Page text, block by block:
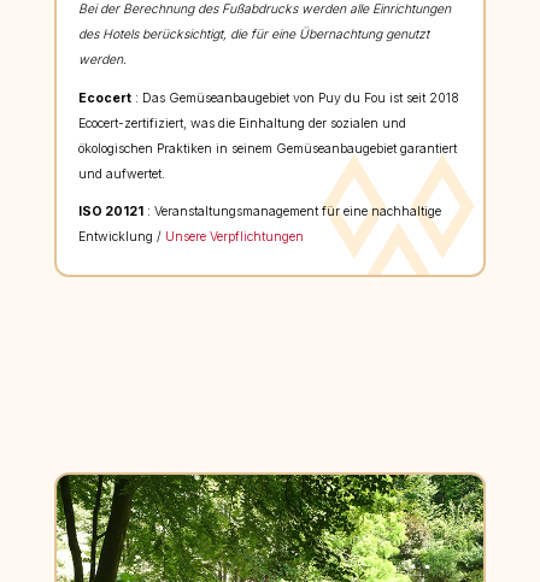
Bei der Berechnung des Fußabdrucks werden alle Einrichtungen
des Hotels berücksichtigt, die für eine Übernachtung genutzt
werden.
Ecocert: Das Gemüseanbaugebiet von Puy du Fou ist seit 2018
Ecocert-zertifiziert, was die Einhaltung der sozialen und
ökologischen Praktiken in seinem Gemüseanbaugebiet garantiert
und aufwertet.
ISO 20121 : Veranstaltungsmanagement für eine nachhaltige
Entwicklung / Unsere Verpflichtungen